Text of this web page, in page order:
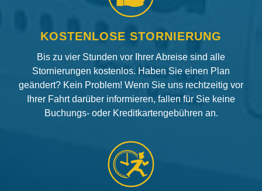
KOSTENLOSE STORNIERUNG
Bis zu vier Stunden vor Ihrer Abreise sind alle
Stornierungen kostenlos. Haben Sie einen Plan
geändert? Kein Problem! Wenn Sie uns rechtzeitig vor
Ihrer Fahrt darüber informieren, fallen für Sie keine
Buchungs- oder Kreditkartengebühren an.